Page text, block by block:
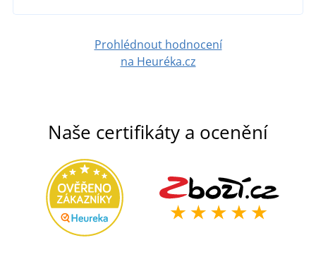
Prohlédnout hodnocení
na Heuréka.cz
Naše certifikáty a ocenění